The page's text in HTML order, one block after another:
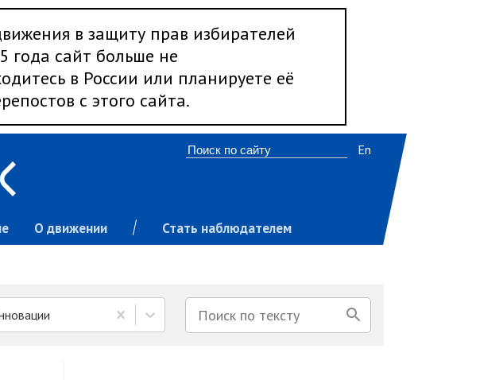
в защиту прав избирателей
года сайт больше не
в России или планируете её
с этого сайта.
О движении Стать наблюдателем
En